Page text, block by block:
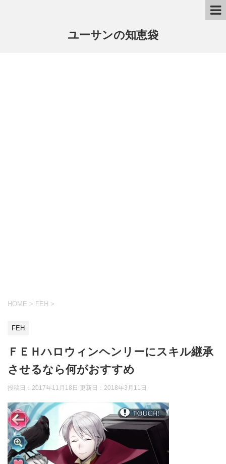
ユーサンの知恵袋
HOME > FEH >
FEH
ＦＥＨハロウィンヘンリーにスキル継承
させるなら何がおすすめ
投稿日：2017年11月18日 更新日： 2018年3月11日